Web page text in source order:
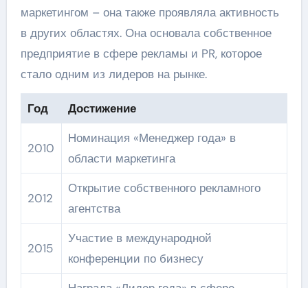
маркетингом – она также проявляла активность
в других областях. Она основала собственное
предприятие в сфере рекламы и PR, которое
стало одним из лидеров на рынке.
Год Достижение
2010
Номинация «Менеджер года» в
области маркетинга
2012
Открытие собственного рекламного
агентства
2015
Участие в международной
конференции по бизнесу